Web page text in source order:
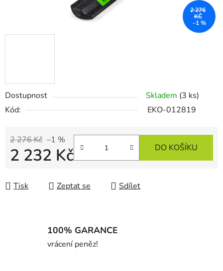
Dostupnost Skladem (3 ks)
Kód:
EKO-012819
2 276 Kč –1 %
2 232 Kč DO KOŠÍKU
Tisk Zeptat se Sdílet
2 276
KČ
–1 %
100% GARANCE
vrácení peněz!